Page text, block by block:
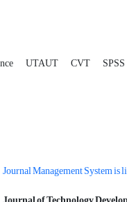
UTAUT CVT SPSS